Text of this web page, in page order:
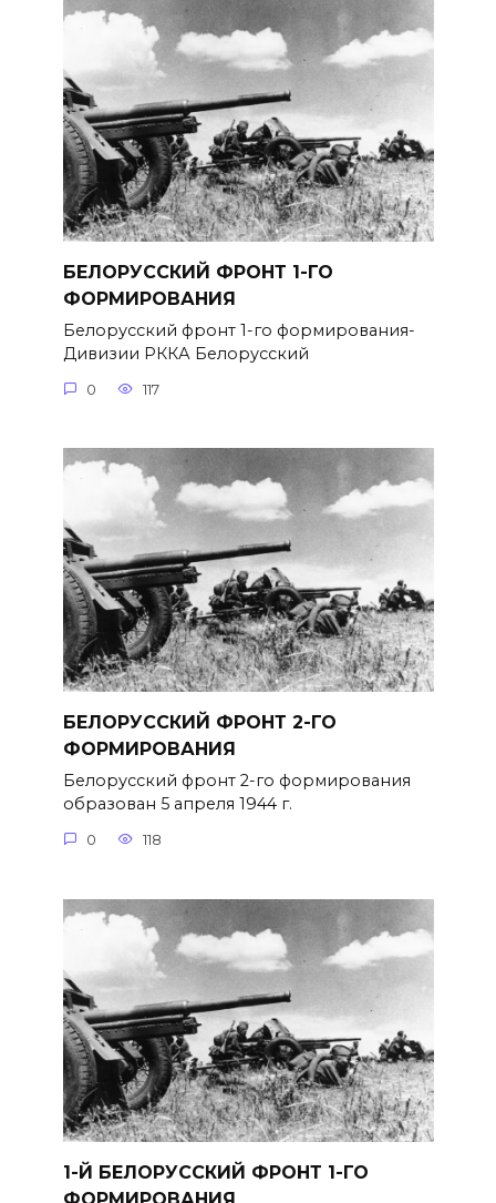
БЕЛОРУССКИЙ ФРОНТ 1-ГО
ФОРМИРОВАНИЯ
Белорусский фронт 1-го формирования-
Дивизии РККА Белорусский
0 117
БЕЛОРУССКИЙ ФРОНТ 2-ГО
ФОРМИРОВАНИЯ
Белорусский фронт 2-го формиро­вания
образован 5 апреля 1944 г.
0 118
1-Й БЕЛОРУССКИЙ ФРОНТ 1-ГО